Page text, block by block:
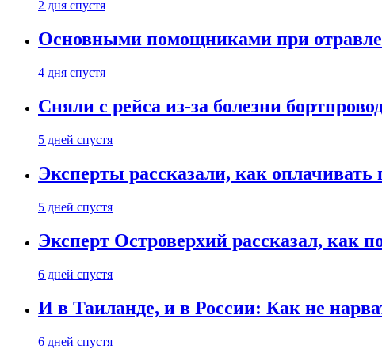
2 дня спустя
Основными помощниками при
4 дня спустя
Сняли с рейса из-за болезни
5 дней спустя
Эксперты рассказали, как
5 дней спустя
Эксперт Островерхий рассказал, как
6 дней спустя
И в Таиланде, и в России: Как не
6 дней спустя